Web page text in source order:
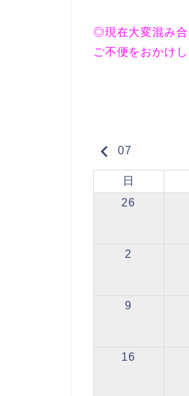
◎現在大変混み合
ご不便をおかけ
keyboard_arrow_left 07
日
26
2
9
16